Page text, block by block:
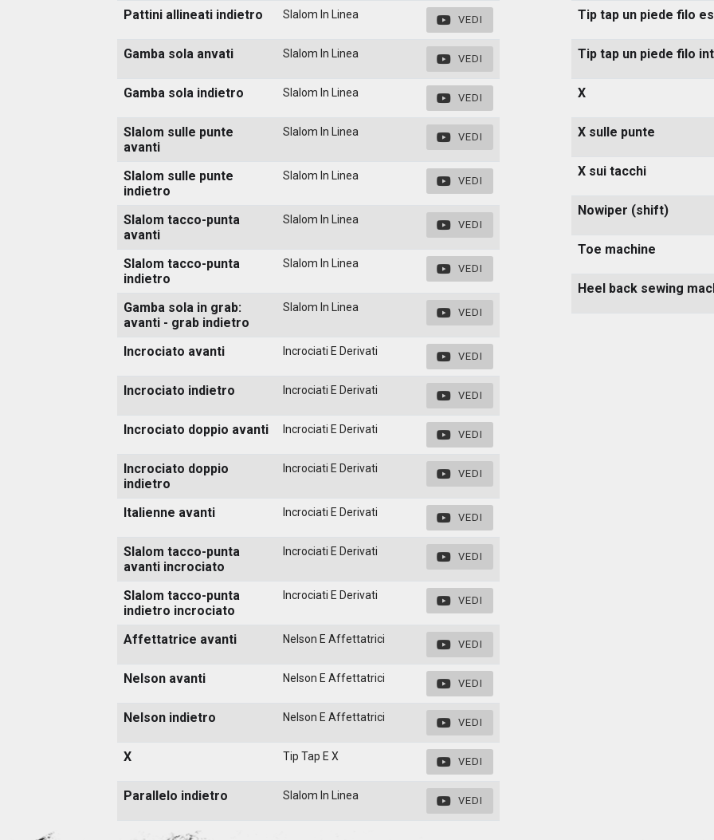
Pattini allineati indietro Slalom In Linea VEDI
Gamba sola anvati Slalom In Linea VEDI
Gamba sola indietro Slalom In Linea VEDI
Slalom sulle punte
avanti
Slalom In Linea VEDI
Slalom sulle punte
indietro
Slalom In Linea VEDI
Slalom tacco-punta
avanti
Slalom In Linea VEDI
Slalom tacco-punta
indietro
Slalom In Linea VEDI
Gamba sola in grab:
avanti - grab indietro
Slalom In Linea VEDI
Incrociato avanti Incrociati E Derivati VEDI
Incrociato indietro Incrociati E Derivati VEDI
Incrociato doppio avanti Incrociati E Derivati VEDI
Incrociato doppio
indietro
Incrociati E Derivati VEDI
Italienne avanti Incrociati E Derivati VEDI
Slalom tacco-punta
avanti incrociato
Incrociati E Derivati VEDI
Slalom tacco-punta
indietro incrociato
Incrociati E Derivati VEDI
Affettatrice avanti Nelson E Affettatrici VEDI
Nelson avanti Nelson E Affettatrici VEDI
Nelson indietro Nelson E Affettatrici VEDI
X Tip Tap E X VEDI
Parallelo indietro Slalom In Linea VEDI
Tip tap un piede filo
Tip tap un piede filo
X
X sulle punte
X sui tacchi
Nowiper (shift)
Toe machine
Heel back sewing